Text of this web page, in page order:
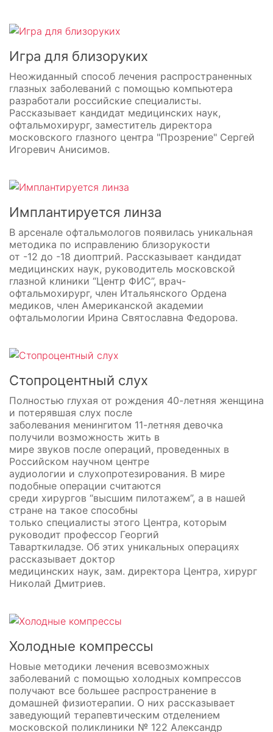
Игра для близоруких
Неожиданный способ лечения распространенных
глазных заболеваний с помощью компьютера
разработали российские специалисты.
Рассказывает кандидат медицинских наук,
офтальмохирург, заместитель директора
московского глазного центра "Прозрение" Сергей
Игоревич Анисимов.
Имплантируется линза
В арсенале офтальмологов появилась уникальная
методика по исправлению близорукости
от -12 до -18 диоптрий. Рассказывает кандидат
медицинских наук, руководитель московской
глазной клиники “Центр ФИС”, врач-
офтальмохирург, член Итальянского Ордена
медиков, член Американской академии
офтальмологии Ирина Святославна Федорова.
Стопроцентный слух
Полностью глухая от рождения 40-летняя женщина
и потерявшая слух после
заболевания менингитом 11-летняя девочка
получили возможность жить в
мире звуков после операций, проведенных в
Российском научном центре
аудиологии и слухопротезирования. В мире
подобные операции считаются
среди хирургов “высшим пилотажем”, а в нашей
стране на такое способны
только специалисты этого Центра, которым
руководит профессор Георгий
Таварткиладзе. Об этих уникальных операциях
рассказывает доктор
медицинских наук, зам. директора Центра, хирург
Николай Дмитриев.
Холодные компрессы
Новые методики лечения всевозможных
заболеваний с помощью холодных компрессов
получают все большее распространение в
домашней физиотерапии. О них рассказывает
заведующий терапевтическим отделением
московской поликлиники № 122 Александр